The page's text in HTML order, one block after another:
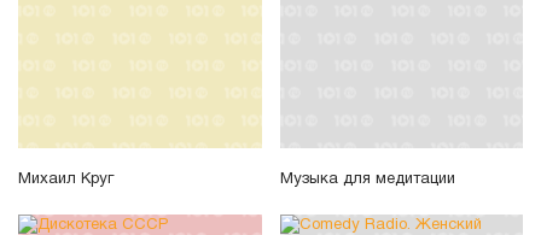
Михаил Круг Музыка для медитации